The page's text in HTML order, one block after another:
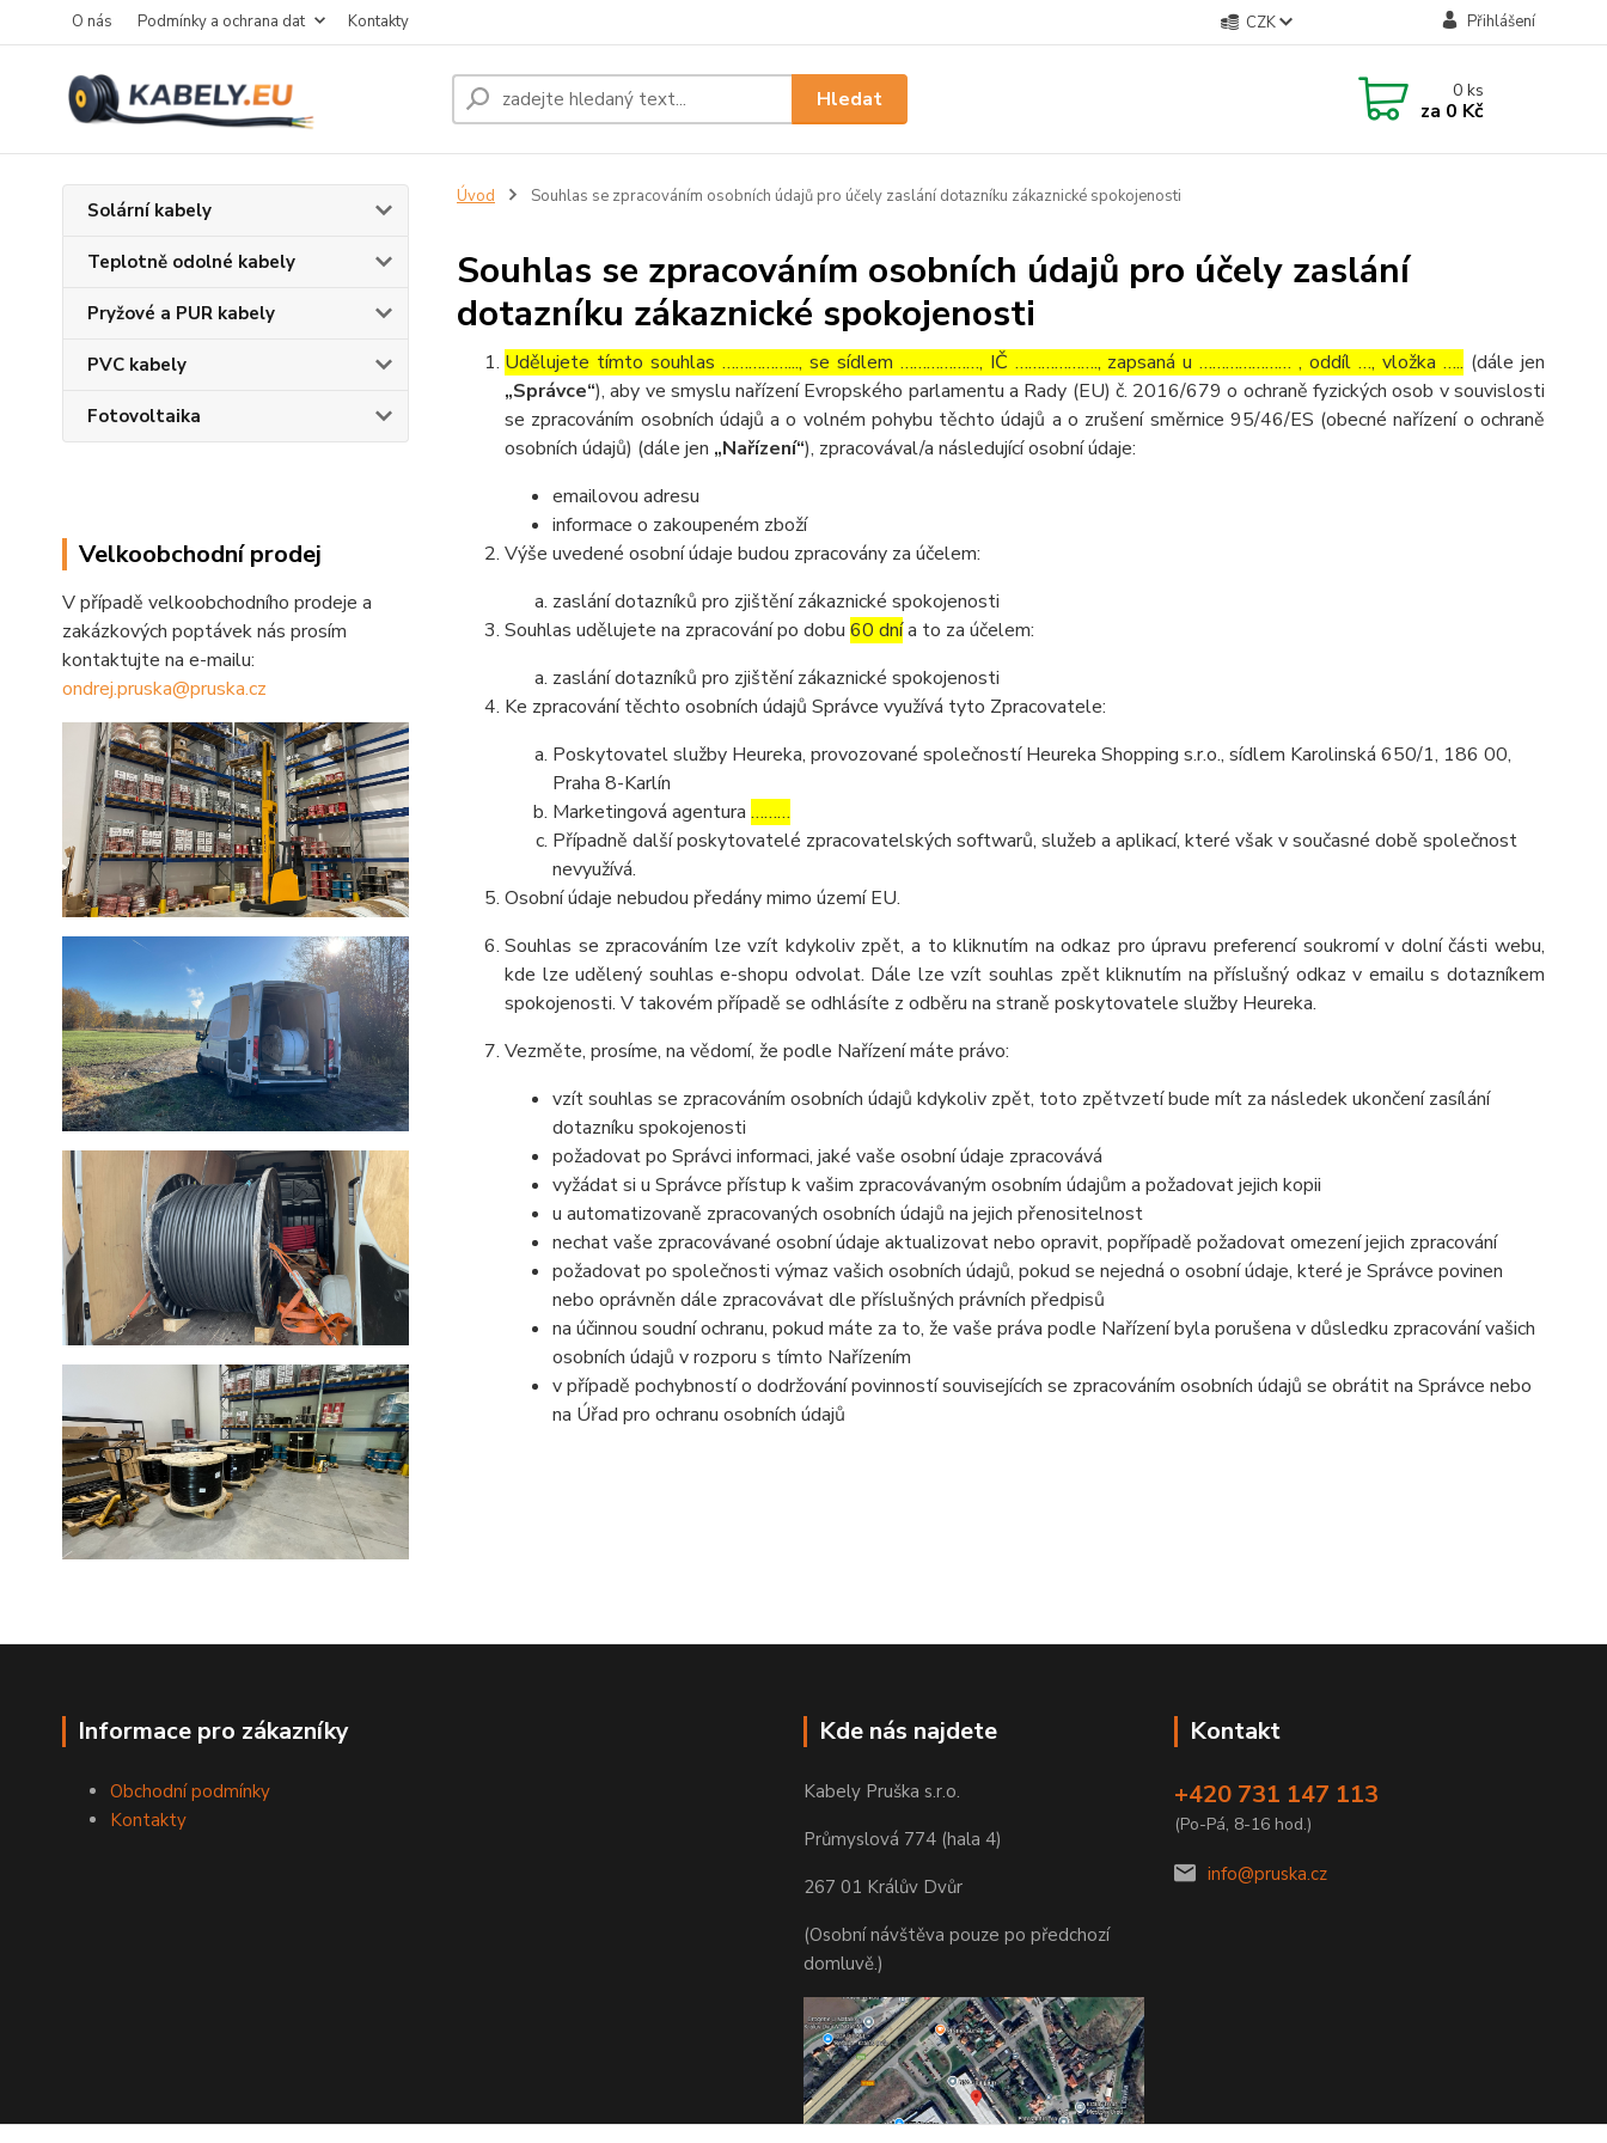
O nás Podmínky a ochrana dat Kontakty CZK Přihlášení
Hledat 0ks
za 0 Kč
Solární kabely
Teplotně odolné kabely
Pryžové a PUR kabely
PVC kabely
Fotovoltaika
Velkoobchodní prodej
V případě velkoobchodního prodeje a
zakázkových poptávek nás prosím
kontaktujte na e-mailu:
ondrej.pruska@pruska.cz
Úvod Souhlas se zpracováním osobních údajů pro účely zaslání dotazníku zákaznické spokojenosti
Souhlas se zpracováním osobních údajů pro účely zaslání
dotazníku zákaznické spokojenosti
Udělujete tímto souhlas ……………..., se sídlem ………………, IČ ………………., zapsaná u ………………… , oddíl …, vložka ….. (dále jen
„Správce“), aby ve smyslu nařízení Evropského parlamentu a Rady (EU) č. 2016/679 o ochraně fyzických osob v souvislosti
se zpracováním osobních údajů a o volném pohybu těchto údajů a o zrušení směrnice 95/46/ES (obecné nařízení o ochraně
osobních údajů) (dále jen „Nařízení“), zpracovával/a následující osobní údaje:
emailovou adresu
informace o zakoupeném zboží
Výše uvedené osobní údaje budou zpracovány za účelem:
zaslání dotazníků pro zjištění zákaznické spokojenosti
Souhlas udělujete na zpracování po dobu 60 dnía to za účelem:
zaslání dotazníků pro zjištění zákaznické spokojenosti
Ke zpracování těchto osobních údajů Správce využívá tyto Zpracovatele:
Poskytovatel služby Heureka, provozované společností Heureka Shopping s.r.o., sídlem Karolinská 650/1, 186 00,
Praha 8-Karlín
Marketingová agentura ………
Případně další poskytovatelé zpracovatelských softwarů, služeb a aplikací, které však v současné době společnost
nevyužívá.
Osobní údaje nebudou předány mimo území EU.
Souhlas se zpracováním lze vzít kdykoliv zpět, a to kliknutím na odkaz pro úpravu preferencí soukromí v dolní části webu,
kde lze udělený souhlas e-shopu odvolat. Dále lze vzít souhlas zpět kliknutím na příslušný odkaz v emailu s dotazníkem
spokojenosti. V takovém případě se odhlásíte z odběru na straně poskytovatele služby Heureka.
Vezměte, prosíme, na vědomí, že podle Nařízení máte právo:
vzít souhlas se zpracováním osobních údajů kdykoliv zpět, toto zpětvzetí bude mít za následek ukončení zasílání
dotazníku spokojenosti
požadovat po Správci informaci, jaké vaše osobní údaje zpracovává
vyžádat si u Správce přístup k vašim zpracovávaným osobním údajům a požadovat jejich kopii
u automatizovaně zpracovaných osobních údajů na jejich přenositelnost
nechat vaše zpracovávané osobní údaje aktualizovat nebo opravit, popřípadě požadovat omezení jejich zpracování
požadovat po společnosti výmaz vašich osobních údajů, pokud se nejedná o osobní údaje, které je Správce povinen
nebo oprávněn dále zpracovávat dle příslušných právních předpisů
na účinnou soudní ochranu, pokud máte za to, že vaše práva podle Nařízení byla porušena v důsledku zpracování vašich
osobních údajů v rozporu s tímto Nařízením
v případě pochybností o dodržování povinností souvisejících se zpracováním osobních údajů se obrátit na Správce nebo
na Úřad pro ochranu osobních údajů
Informace pro zákazníky
Obchodní podmínky
Kontakty
Kde nás najdete
Kabely Pruška s.r.o.
Průmyslová 774 (hala 4)
267 01 Králův Dvůr
(Osobní návštěva pouze po předchozí
domluvě.)
Kontakt
+420 731 147 113
(Po-Pá, 8-16 hod.)
info@pruska.cz